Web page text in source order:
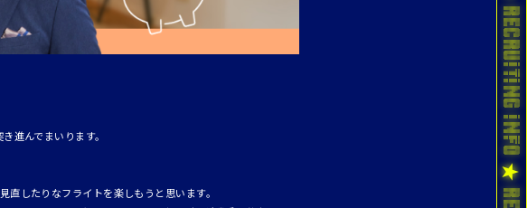
進んでまいります。
したりなフライトを楽しもうと思います。